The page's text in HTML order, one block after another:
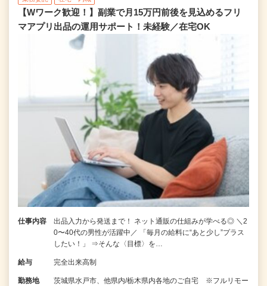
【Wワーク歓迎！】副業で月15万円前後を見込めるフリ
マアプリ出品の運用サポート！未経験／在宅OK
仕事内容
出品入力から発送まで！ ネット通販の仕組みが学べる◎ ＼2
0〜40代の男性が活躍中／ 「毎月の給料に“あと少し”プラス
したい！」 ⇒そんな〈目標〉を…
給与 完全出来高制
勤務地
茨城県水戸市、他県内/栃木県内各地のご自宅 ※フルリモー